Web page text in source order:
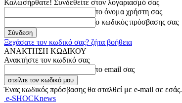
Καλωσήρθατε! Συνδεθείτε στον λογαριασμό σας
το όνομα χρήστη σας
ο κωδικός πρόσβασης σας
Ξεχάσατε τον κωδικό σας? ζήτα βοήθεια
ΑΝΑΚΤΗΣΗ ΚΩΔΙΚΟΥ
Ανακτήστε τον κωδικό σας
το email σας
Ένας κωδικός πρόσβασης θα σταλθεί με e-mail σε εσάς.
e-SHOCKnews